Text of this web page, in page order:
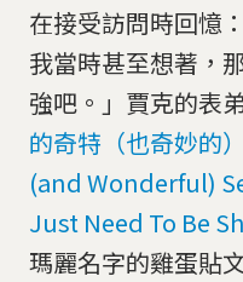
在接受訪問時回憶
我當時甚至想著，
強吧。」賈克的表
的奇特（也奇妙的
(and Wonderful)
Just Need To Be
瑪麗名字的雞蛋貼